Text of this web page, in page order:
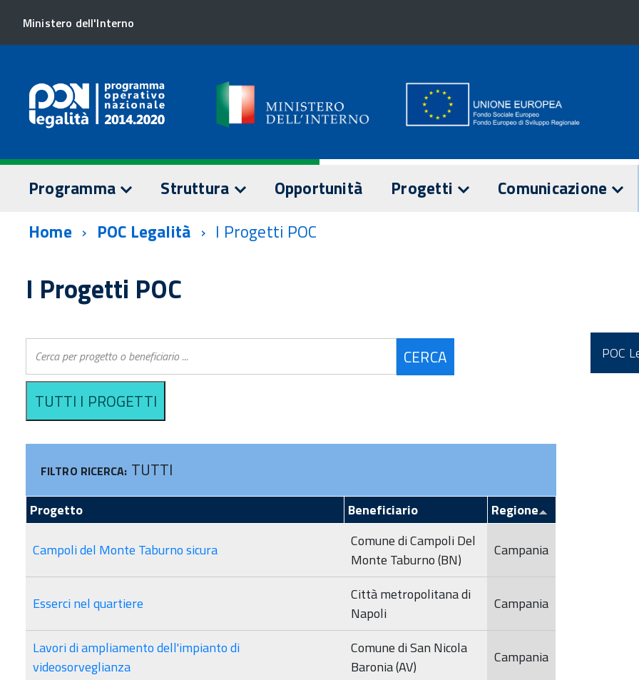
Ministero dell'Interno
Programma
TESTO DEL PROGRAMMA
Dotazione finanziaria
GESTIONE E CONTROLLO
SI.GE.CO
Sistema informativo
ERA
SORVEGLIANZA
Comitato di
sorveglianza
2017
2019
Comitato di
sorveglianza
2020
Comitato di
Sorveglianza
Comitato di
Sorveglianza
ACCESSO AL
Struttura
AUTORITÀ DI GESTIONE
CERTIFICAZIONE
AUTORITÀ DI AUDIT
COMITATO DI
Opportunità Progetti
REALIZZATI
ELENCO BENEFICIARI
SUPPORTO AI BENEFICIARI
Comunicazione
STRATEGIA DI
COMUNICAZIONE
Home
POC Legalità I Progetti POC
I Progetti POC
FILTRO RICERCA: TUTTI
Progetto Beneficiario Regione
Campoli del Monte Taburno sicura
Comune di Campoli Del
Monte Taburno (BN)
Campania
Esserci nel quartiere
Città metropolitana di
Napoli
Campania
Lavori di ampliamento dell'impianto di
videosorveglianza
Comune di San Nicola
Baronia (AV)
Campania
POC